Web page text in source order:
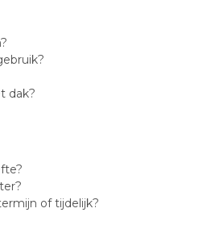
dak?
of tijdelijk?